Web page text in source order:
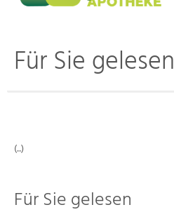
Für Sie gelesen
(..)
Für Sie gelesen